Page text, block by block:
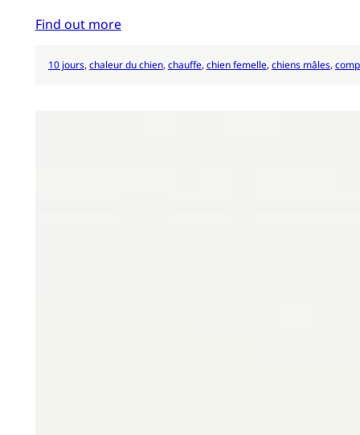
Find out more
10 jours, chaleur du chien, chauffe, chien femelle, chiens mâles,